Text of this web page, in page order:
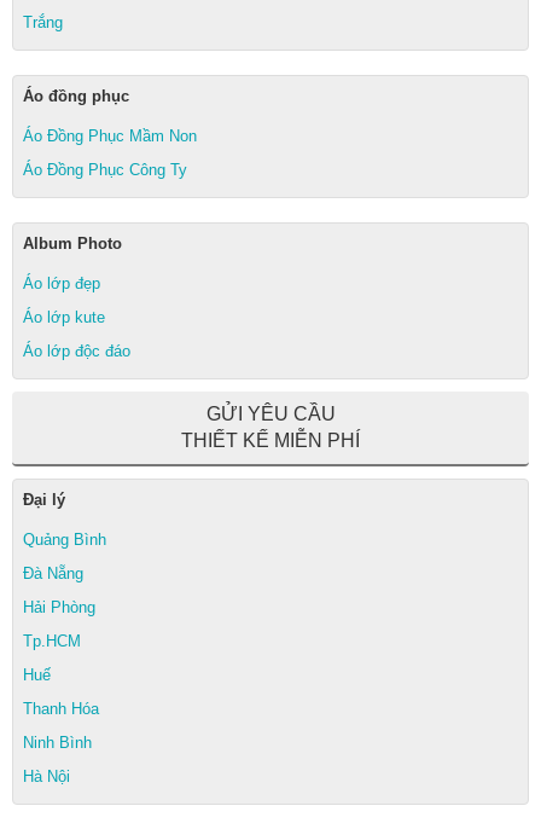
Trắng
Áo đồng phục
Áo Đồng Phục Mầm Non
Áo Đồng Phục Công Ty
Album Photo
Áo lớp đẹp
Áo lớp kute
Áo lớp độc đáo
GỬI YÊU CẦU
THIẾT KẾ MIỄN PHÍ
Đại lý
Quảng Bình
Đà Nẵng
Hải Phòng
Tp.HCM
Huế
Thanh Hóa
Ninh Bình
Hà Nội